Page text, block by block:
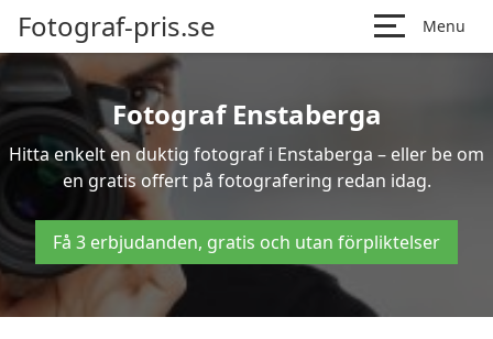
Fotograf-pris.se Menu
Fotograf Enstaberga
Hitta enkelt en duktig fotograf i Enstaberga – eller be om
en gratis offert på fotografering redan idag.
Få 3 erbjudanden, gratis och utan förpliktelser